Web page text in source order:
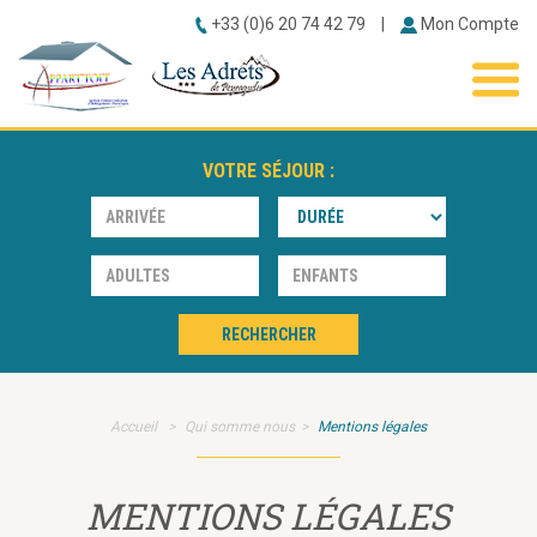
+33 (0)6 20 74 42 79 Mon Compte
ACCUEIL
BONS PLANS
RÉSIDENCES
STATION
CONTACT
VOTRE SÉJOUR :
RECHERCHER
Accueil Qui somme nous Mentions légales
MENTIONS LÉGALES